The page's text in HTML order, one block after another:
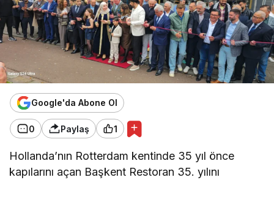
Google'da Abone Ol
0 Paylaş 1
Hollanda’nın Rotterdam kentinde 35 yıl önce
kapılarını açan Başkent Restoran 35. yılını